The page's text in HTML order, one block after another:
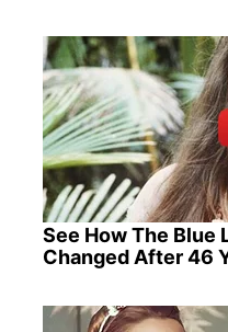
See How The Blue
Changed After 46